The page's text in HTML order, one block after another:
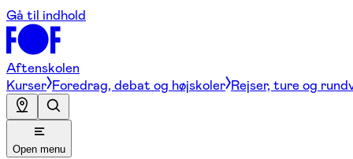
Gå til indhold
Aftenskolen
Kurser Foredrag, debat og højskoler Rejser, ture og
Open menu